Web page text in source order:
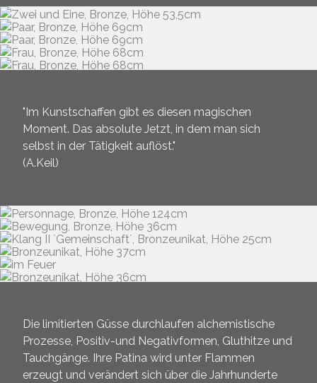
"Im Kunstschaffen gibt es diesen magischen
Moment. Das absolute Jetzt, in dem man sich
selbst in der Tätigkeit auflöst."
(A.Keil)
Die limitierten Güsse durchlaufen alchemistische
Prozesse, Positiv-und Negativformen, Gluthitze und
Tauchgänge. Ihre Patina wird unter Flammen
erzeugt und verändert sich über die Jahrhunderte